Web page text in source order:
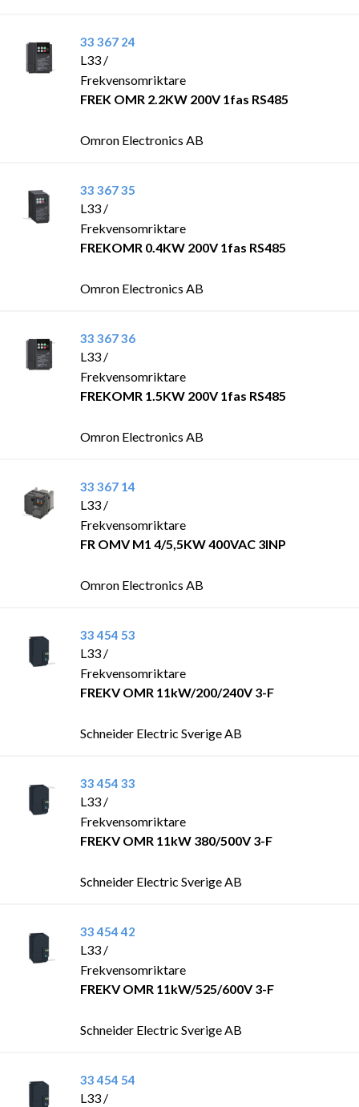
33 367 24
L33 /
Frekvensomriktare
FREK OMR 2.2KW 200V 1fas RS485
Omron Electronics AB
33 367 35
L33 /
Frekvensomriktare
FREKOMR 0.4KW 200V 1fas RS485
Omron Electronics AB
33 367 36
L33 /
Frekvensomriktare
FREKOMR 1.5KW 200V 1fas RS485
Omron Electronics AB
33 367 14
L33 /
Frekvensomriktare
FR OMV M1 4/5,5KW 400VAC 3INP
Omron Electronics AB
33 454 53
L33 /
Frekvensomriktare
FREKV OMR 11kW/200/240V 3-F
Schneider Electric Sverige AB
33 454 33
L33 /
Frekvensomriktare
FREKV OMR 11kW 380/500V 3-F
Schneider Electric Sverige AB
33 454 42
L33 /
Frekvensomriktare
FREKV OMR 11kW/525/600V 3-F
Schneider Electric Sverige AB
33 454 54
L33 /